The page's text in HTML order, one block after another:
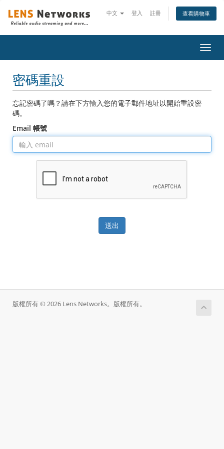
中文 登入 註冊 查看購物車
切
換
密碼重設
忘記密碼了嗎？請在下方輸入您的電子郵件地址以開始重設密
碼。
Email 帳號
送出
版權所有 © 2026 Lens Networks。版權所有。